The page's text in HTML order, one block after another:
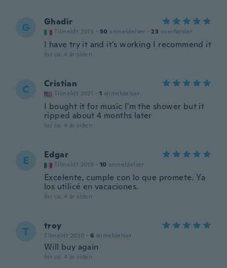
G Ghadir
Tilmeldt 2015 · 50 anmeldelser · 23 overførsler
I have try it and it's working I recommend it
for ca. 4 år siden
C Cristian
Tilmeldt 2021 · 1 anmeldelser
I bought it for music I'm the shower but it
ripped about 4 months later
for ca. 4 år siden
E Edgar
Tilmeldt 2019 · 10 anmeldelser
Excelente, cumple con lo que promete. Ya
los utilicé en vacaciones.
for ca. 4 år siden
T troy
Tilmeldt 2020 · 6 anmeldelser
Will buy again
for ca. 4 år siden